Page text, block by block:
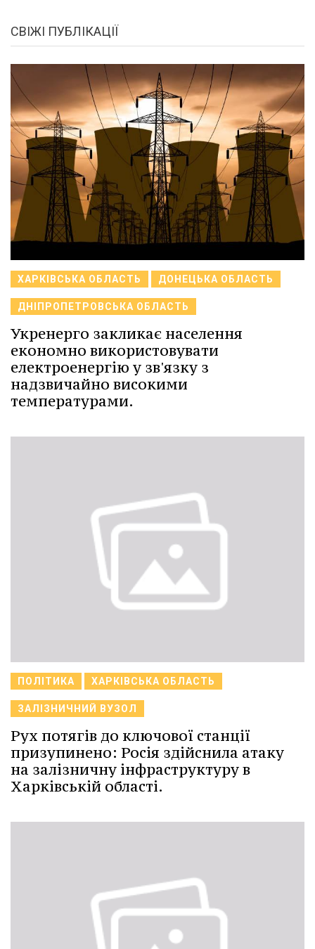
СВІЖІ ПУБЛІКАЦІЇ
ХАРКІВСЬКА ОБЛАСТЬ ДОНЕЦЬКА ОБЛАСТЬ
ДНІПРОПЕТРОВСЬКА ОБЛАСТЬ
Укренерго закликає населення
економно використовувати
електроенергію у зв'язку з
надзвичайно високими
температурами.
ПОЛІТИКА ХАРКІВСЬКА ОБЛАСТЬ
ЗАЛІЗНИЧНИЙ ВУЗОЛ
Рух потягів до ключової станції
призупинено: Росія здійснила атаку
на залізничну інфраструктуру в
Харківській області.